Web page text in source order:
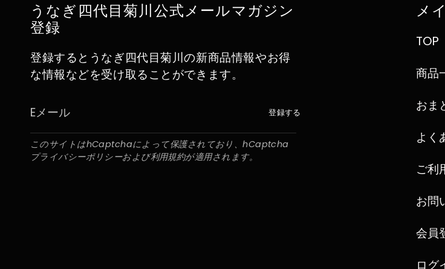
うなぎ四代目菊川公式メールマガジン
登録
登録するとうなぎ四代目菊川の新商品情報やお得
な情報などを受け取ることができます。
登録する
このサイトはhCaptchaによって保護されており、hCaptcha
プライバシーポリシーおよび利用規約が適用されます。
メ
TOP
商品
おま
よく
ご利
お問
会員
ログ